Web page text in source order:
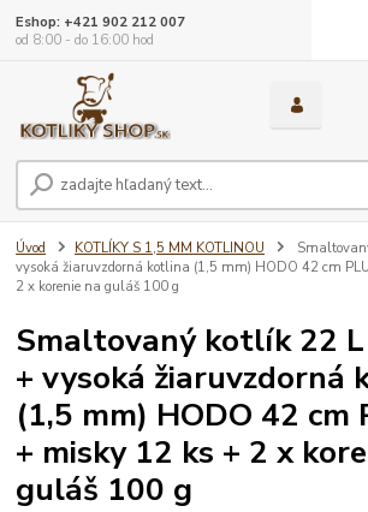
Eshop: +421 902 212 007
od 8:00 - do 16:00 hod
Úvod KOTLÍKY S 1,5 MM KOTLINOU
vysoká žiaruvzdorná kotlina (1,5 mm) HODO 42 cm
2 x korenie na guláš 100 g
Smaltovaný kotlík 22
+ vysoká žiaruvzdorná
(1,5 mm) HODO 42 cm
+ misky 12 ks + 2 x
guláš 100 g